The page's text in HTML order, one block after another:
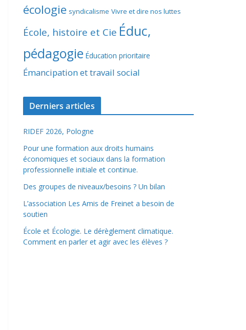
écologie syndicalisme Vivre et dire nos luttes
École, histoire et Cie Éduc,
pédagogie Éducation prioritaire
Émancipation et travail social
Derniers articles
RIDEF 2026, Pologne
Pour une formation aux droits humains
économiques et sociaux dans la formation
professionnelle initiale et continue.
Des groupes de niveaux/besoins ? Un bilan
L’association Les Amis de Freinet a besoin de
soutien
École et Écologie. Le dérèglement climatique.
Comment en parler et agir avec les élèves ?